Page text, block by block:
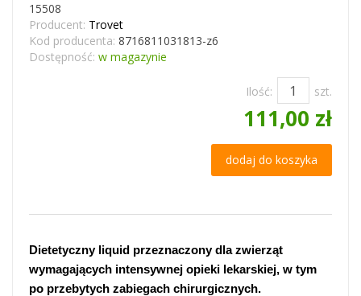
15508
Producent: Trovet
Kod producenta: 8716811031813-z6
Dostępność: w magazynie
Ilość: szt.
111,00 zł
dodaj do koszyka
Dietetyczny liquid przeznaczony dla zwierząt
wymagających intensywnej opieki lekarskiej, w tym
po przebytych zabiegach chirurgicznych.